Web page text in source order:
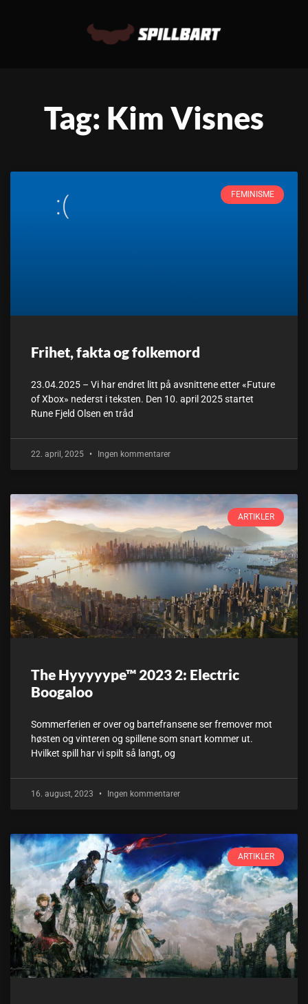
Tag: Kim Visnes
FEMINISME
Frihet, fakta og folkemord
23.04.2025 – Vi har endret litt på avsnittene etter «Future
of Xbox» nederst i teksten. Den 10. april 2025 startet
Rune Fjeld Olsen en tråd
22. april, 2025 Ingen kommentarer
ARTIKLER
The Hyyyyype™ 2023 2: Electric
Boogaloo
Sommerferien er over og bartefransene ser fremover mot
høsten og vinteren og spillene som snart kommer ut.
Hvilket spill har vi spilt så langt, og
16. august, 2023 Ingen kommentarer
ARTIKLER